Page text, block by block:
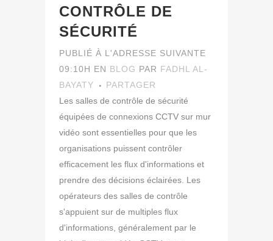
CONTRÔLE DE
SÉCURITÉ
PUBLIÉ À L'ADRESSE SUIVANTE
09:10H EN BLOG PAR FADHL AL-
BAYATY
PARTAGER
Les salles de contrôle de sécurité
équipées de connexions CCTV sur mur
vidéo sont essentielles pour que les
organisations puissent contrôler
efficacement les flux d'informations et
prendre des décisions éclairées. Les
opérateurs des salles de contrôle
s'appuient sur de multiples flux
d'informations, généralement par le